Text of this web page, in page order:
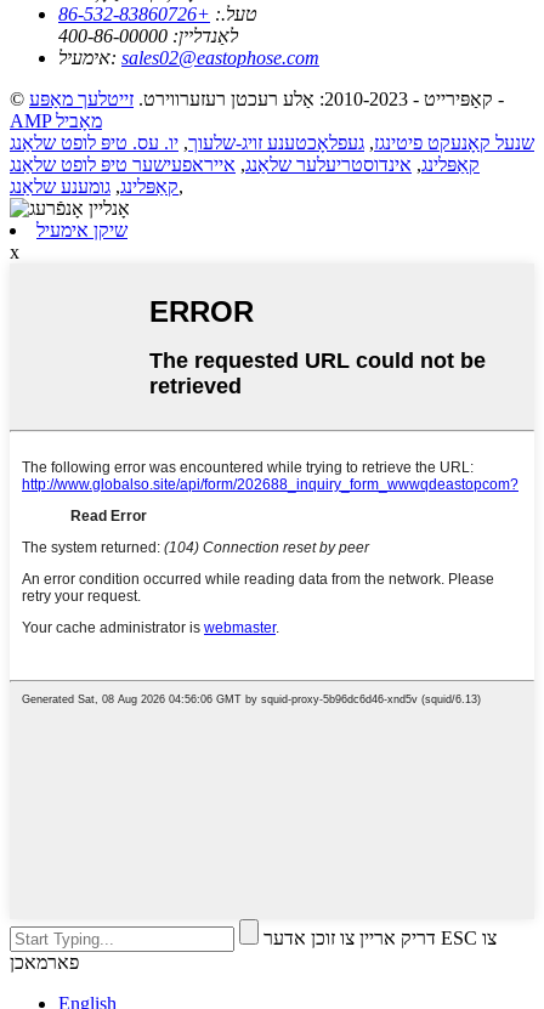
טעל.: +86-532-83860726
לאַנדליין: 400-86-00000
אימעיל: sales02@eastophose.com
© קאַפּירייט - 2010-2023: אַלע רעכטן רעזערווירט.
זייטלעך מאַפּע
-
AMP מאָביל
שנעל קאָנעקט פיטינגז, געפלאָכטענע זויג-שלעוך, יו. עס. טיפּ לופט שלאַנג
קאַפּלינג, אינדוסטריעלער שלאַנג, אייראפעישער טיפּ לופט שלאַנג
קאַפּלינג, גומענע שלאַנג ,
שיקן אימעיל
x
דריק אריין צו זוכן אדער ESC צו
פארמאכן
English